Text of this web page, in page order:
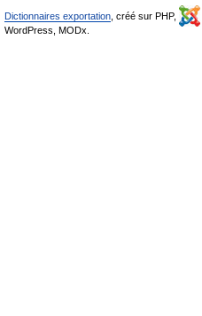
Dictionnaires exportation , créé sur PHP,
WordPress, MODx.